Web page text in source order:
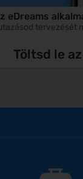
eDreams
tervezését
Töltsd le